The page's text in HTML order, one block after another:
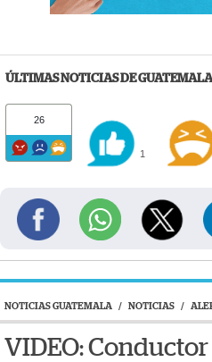
ÚLTIMAS NOTICIAS DE
26
1
NOTICIAS GUATEMALA / NOTICIAS /
VIDEO: Conductor